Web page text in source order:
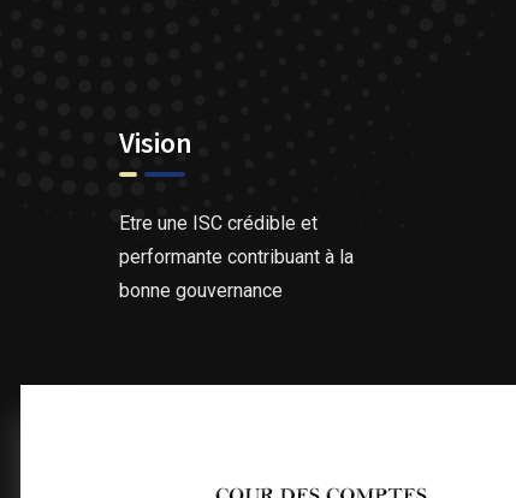
Vision
Etre une ISC crédible et
performante contribuant à la
bonne gouvernance